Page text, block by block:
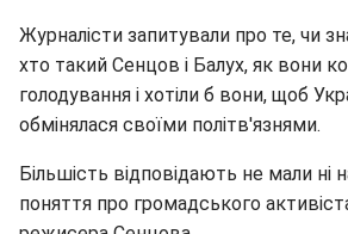
Журналісти запитували про те, чи
хто такий Сенцов і Балух, як вони
голодування і хотіли б вони, щоб
обмінялася своїми політв'язнями.
Більшість відповідають не мали ні
поняття про громадського